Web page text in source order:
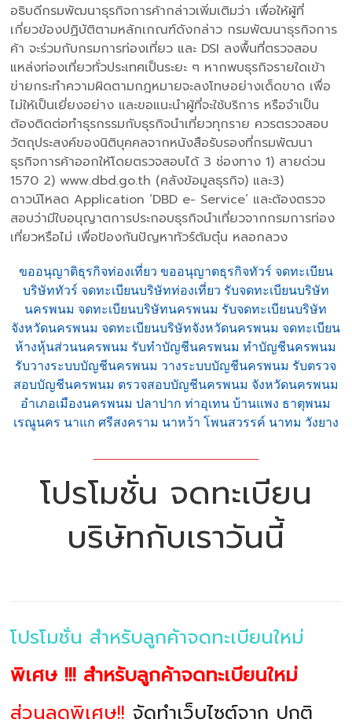
อธิบดีกรมพัฒนาธุรกิจการค้ากล่าวเพิ่มเติมว่า เพื่อให้ผู้ที่
เกี่ยวข้องปฏิบัติตามหลักเกณฑ์ดังกล่าว กรมพัฒนาธุรกิจการ
ค้า จะร่วมกับกรมการท่องเที่ยว และ DSI ลงพื้นที่ตรวจสอบ
แหล่งท่องเที่ยวทั่วประเทศเป็นระยะ ๆ หากพบธุรกิจรายใดเข้า
ข่ายกระทำความผิดตามกฎหมายจะลงโทษอย่างเด็ดขาด เพื่อ
ไม่ให้เป็นเยี่ยงอย่าง และขอแนะนำผู้ที่จะใช้บริการ หรือจำเป็น
ต้องติดต่อทำธุรกรรมกับธุรกิจนำเที่ยวทุกราย ควรตรวจสอบ
วัตถุประสงค์ของนิติบุคคลจากหนังสือรับรองที่กรมพัฒนา
ธุรกิจการค้าออกให้โดยตรวจสอบได้ 3 ช่องทาง 1) สายด่วน
1570 2) www.dbd.go.th (คลังข้อมูลธุรกิจ) และ3)
ดาวน์โหลด Application ‘DBD e- Service’ และต้องตรวจ
สอบว่ามีใบอนุญาตการประกอบธุรกิจนำเที่ยวจากกรมการท่อง
เที่ยวหรือไม่ เพื่อป้องกันปัญหาทัวร์ต้มตุ๋น หลอกลวง
ขออนุญาติธุรกิจท่องเที่ยว ขออนุญาตธุรกิจทัวร์ จดทะเบียน
บริษัททัวร์ จดทะเบียนบริษัทท่องเที่ยว รับจดทะเบียนบริษัท
นครพนม จดทะเบียนบริษัทนครพนม รับจดทะเบียนบริษัท
จังหวัดนครพนม จดทะเบียนบริษัทจังหวัดนครพนม จดทะเบียน
ห้างหุ้นส่วนนครพนม รับทำบัญชีนครพนม ทำบัญชีนครพนม
รับวางระบบบัญชีนครพนม วางระบบบัญชีนครพนม รับตรวจ
สอบบัญชีนครพนม ตรวจสอบบัญชีนครพนม จังหวัดนครพนม
อำเภอเมืองนครพนม ปลาปาก ท่าอุเทน บ้านแพง ธาตุพนม
เรณูนคร นาแก ศรีสงคราม นาหว้า โพนสวรรค์ นาทม วังยาง
โปรโมชั่น จดทะเบียน
บริษัทกับเราวันนี้
โปรโมชั่น สำหรับลูกค้าจดทะเบียนใหม่
พิเศษ !!! สำหรับลูกค้าจดทะเบียนใหม่
ส่วนลดพิเศษ!! จัดทำเว็บไซต์จาก ปกติ